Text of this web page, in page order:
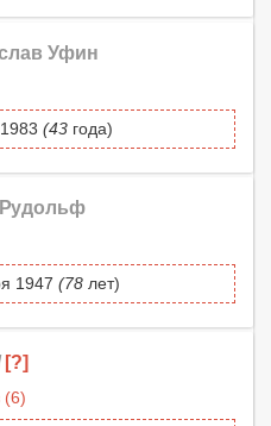
Уфин
(43 года)
1947 (78 лет)
[?]